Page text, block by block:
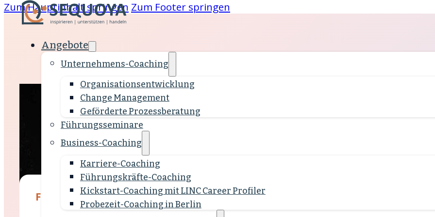
Zum Hauptinhalt springen Zum Footer springen
Angebote
Unternehmens-Coaching
Organisations­entwicklung
Change Management
Geförderte Prozessberatung
Führungsseminare
Business-Coaching
Karriere-Coaching
Führungskräfte-Coaching
Kickstart-Coaching mit LINC Career Profiler
Probezeit-Coaching in Berlin
Führung wirksam und stimmig gestalten